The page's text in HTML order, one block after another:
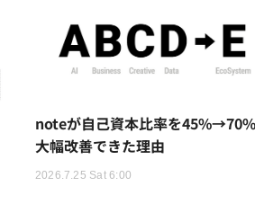
noteが自己資本比率を
大幅改善できた理由
2026.7.25 Sat 6:00